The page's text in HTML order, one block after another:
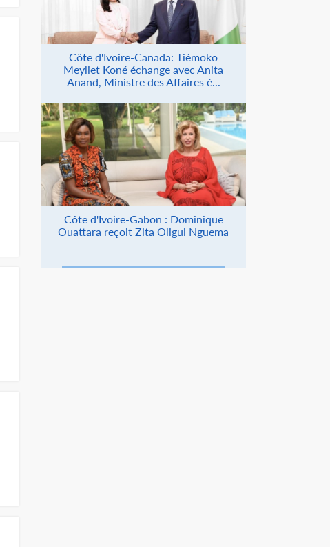
Côte d'Ivoire-Canada: Tiémoko
Meyliet Koné échange avec Anita
Anand, Ministre des Affaires é...
Côte d'Ivoire-Gabon : Dominique
Ouattara reçoit Zita Oligui Nguema